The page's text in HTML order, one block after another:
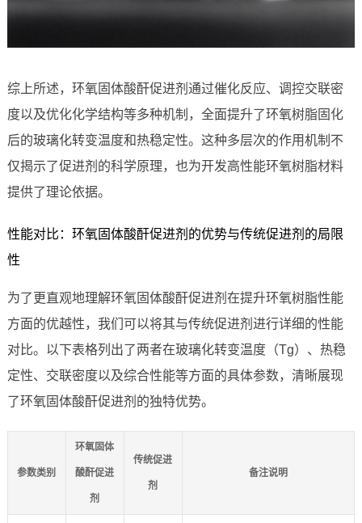
综上所述，环氧固体酸酐促进剂通过催化反应、调控交联密
度以及优化化学结构等多种机制，全面提升了环氧树脂固化
后的玻璃化转变温度和热稳定性。这种多层次的作用机制不
仅揭示了促进剂的科学原理，也为开发高性能环氧树脂材料
提供了理论依据。
性能对比：环氧固体酸酐促进剂的优势与传统促进剂的局限
性
为了更直观地理解环氧固体酸酐促进剂在提升环氧树脂性能
方面的优越性，我们可以将其与传统促进剂进行详细的性能
对比。以下表格列出了两者在玻璃化转变温度（Tg）、热稳
定性、交联密度以及综合性能等方面的具体参数，清晰展现
了环氧固体酸酐促进剂的独特优势。
参数类别
环氧固体
酸酐促进
剂
传统促进
剂
备注说明